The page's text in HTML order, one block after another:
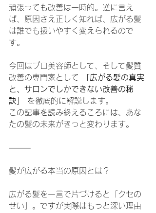
頑張っても改善は一時的。逆に言え
ば、原因さえ正しく知れば、広がる髪
は誰でも扱いやすく変えられるので
す。
今回はプロ美容師として、そして髪質
改善の専門家として
「広がる髪の真実
と、サロンでしかできない改善の秘
訣」
を徹底的に解説します。
この記事を読み終えるころには、あな
たの髪の未来がきっと変わります。
⸻
髪が広がる本当の原因とは？
広がる髪を一言で片づけると「クセの
せい」。ですが実際はもっと深い理由